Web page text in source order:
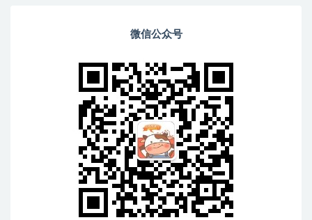
微信公众号